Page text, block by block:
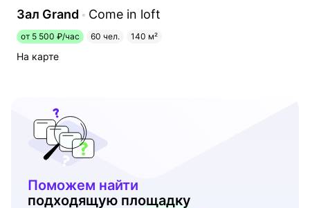
Зал Grand Come in loft
от 5 500 ₽/час 60 чел. 140 м²
На карте
Поможем найти
подходящую площадку